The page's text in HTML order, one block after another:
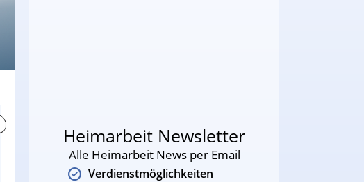
Heimarbeit Newsletter
Alle Heimarbeit News per Email
Verdienstmöglichkeiten